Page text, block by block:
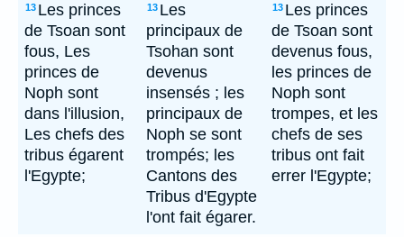
13 Les princes
de Tsoan sont
fous, Les
princes de
Noph sont
dans l'illusion,
Les chefs des
tribus égarent
l'Egypte;
13 Les
principaux de
Tsohan sont
devenus
insensés ; les
principaux de
Noph se sont
trompés; les
Cantons des
Tribus d'Egypte
l'ont fait égarer.
13 Les princes
de Tsoan sont
devenus fous,
les princes de
Noph sont
trompes, et les
chefs de ses
tribus ont fait
errer l'Egypte;